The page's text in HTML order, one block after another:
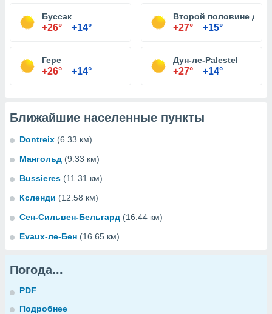
Буссак
+26° +14°
Второй половине дня
+27° +15°
Гере
+26° +14°
Дун-ле-Palestel
+27° +14°
Ближайшие населенные пункты
Dontreix (6.33 км)
Мангольд (9.33 км)
Bussieres (11.31 км)
Ксленди (12.58 км)
Сен-Сильвен-Бельгард (16.44 км)
Evaux-ле-Бен (16.65 км)
Погода...
PDF
Подробнее